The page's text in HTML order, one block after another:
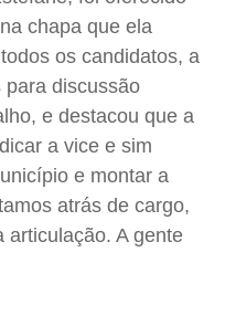
chapa que ela
os candidatos, a
discussão
e destacou que a
a vice e sim
e montar a
atrás de cargo,
articulação. A gente